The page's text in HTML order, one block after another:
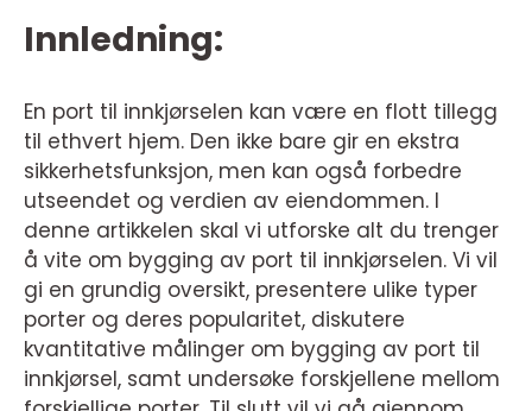
Innledning:
En port til innkjørselen kan være en flott tillegg
til ethvert hjem. Den ikke bare gir en ekstra
sikkerhetsfunksjon, men kan også forbedre
utseendet og verdien av eiendommen. I
denne artikkelen skal vi utforske alt du trenger
å vite om bygging av port til innkjørselen. Vi vil
gi en grundig oversikt, presentere ulike typer
porter og deres popularitet, diskutere
kvantitative målinger om bygging av port til
innkjørsel, samt undersøke forskjellene mellom